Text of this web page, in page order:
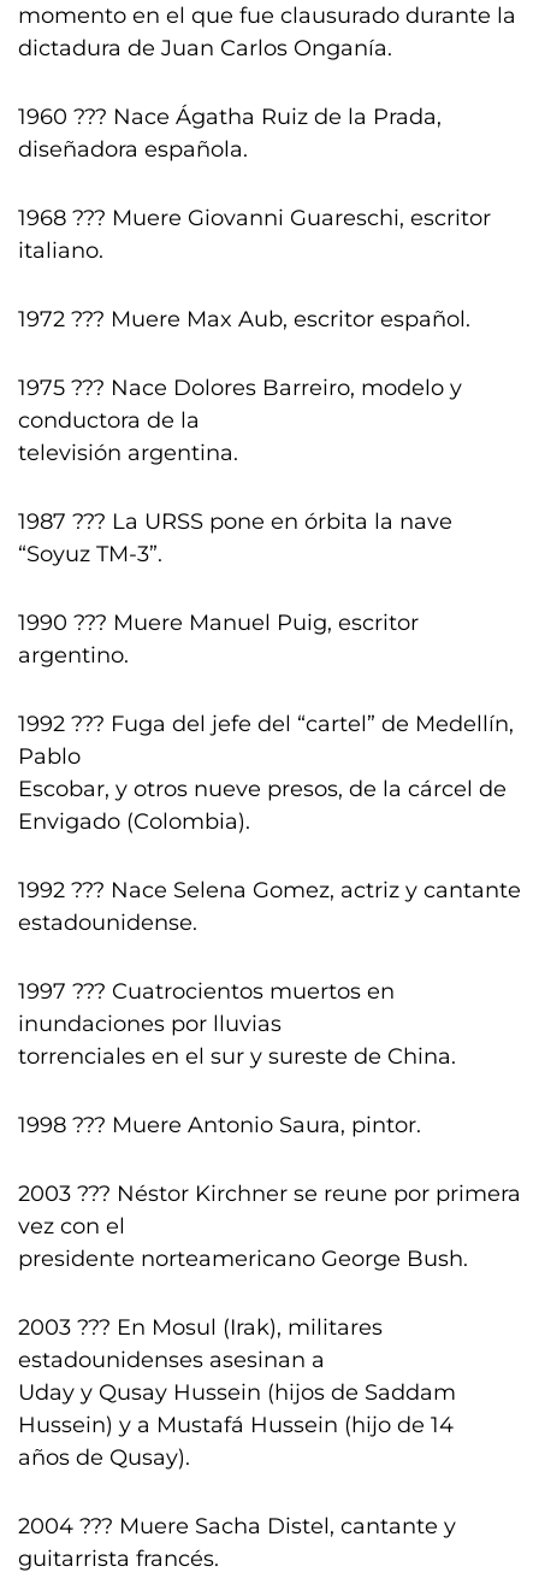
momento en el que fue clausurado durante la
dictadura de Juan Carlos Onganía.
1960 ??? Nace Ágatha Ruiz de la Prada,
diseñadora española.
1968 ??? Muere Giovanni Guareschi, escritor
italiano.
1972 ??? Muere Max Aub, escritor español.
1975 ??? Nace Dolores Barreiro, modelo y
conductora de la
televisión argentina.
1987 ??? La URSS pone en órbita la nave
“Soyuz TM-3”.
1990 ??? Muere Manuel Puig, escritor
argentino.
1992 ??? Fuga del jefe del “cartel” de Medellín,
Pablo
Escobar, y otros nueve presos, de la cárcel de
Envigado (Colombia).
1992 ??? Nace Selena Gomez, actriz y cantante
estadounidense.
1997 ??? Cuatrocientos muertos en
inundaciones por lluvias
torrenciales en el sur y sureste de China.
1998 ??? Muere Antonio Saura, pintor.
2003 ??? Néstor Kirchner se reune por primera
vez con el
presidente norteamericano George Bush.
2003 ??? En Mosul (Irak), militares
estadounidenses asesinan a
Uday y Qusay Hussein (hijos de Saddam
Hussein) y a Mustafá Hussein (hijo de 14
años de Qusay).
2004 ??? Muere Sacha Distel, cantante y
guitarrista francés.